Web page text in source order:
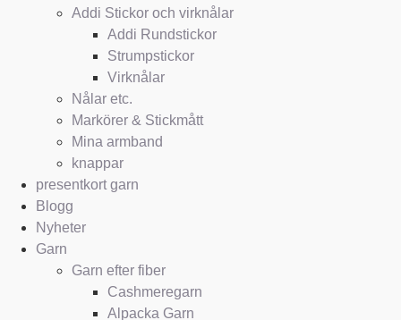
Addi Stickor och virknålar
Addi Rundstickor
Strumpstickor
Virknålar
Nålar etc.
Markörer & Stickmått
Mina armband
knappar
presentkort garn
Blogg
Nyheter
Garn
Garn efter fiber
Cashmeregarn
Alpacka Garn